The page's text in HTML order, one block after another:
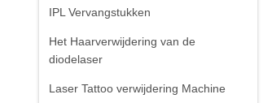
IPL Vervangstukken
Het Haarverwijdering van de
diodelaser
Laser Tattoo verwijdering Machine